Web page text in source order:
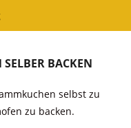
BACKEN
selbst zu
zu backen.